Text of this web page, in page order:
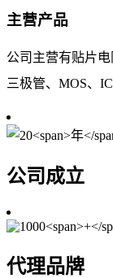
主营产品
公司主营有贴片
三极管、MOS、
公司成立
代理品牌